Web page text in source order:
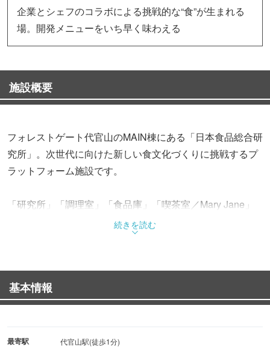
企業とシェフのコラボによる挑戦的な“食”が生まれる
場。開発メニューをいち早く味わえる
施設概要
フォレストゲート代官山のMAIN棟にある「日本食品総合研
究所」。次世代に向けた新しい食文化づくりに挑戦するプ
ラットフォーム施設です。
「研究所」「調理室」「食品庫」「喫茶室／Mary Jane」
の4つのスペースから成る同施設。「研究所」では、シェ
フの新しい挑戦やキャリア形成、シェフ同士の交流をもと
室」では、シェフズディナーや試食会、商品発表や展示会
などさまざまな活動を展開しています。
品）、ワインを中心にODM商品やオリジナル商品を販売。
続きを読む
基本情報
最寄駅 代官山駅(徒歩1分)